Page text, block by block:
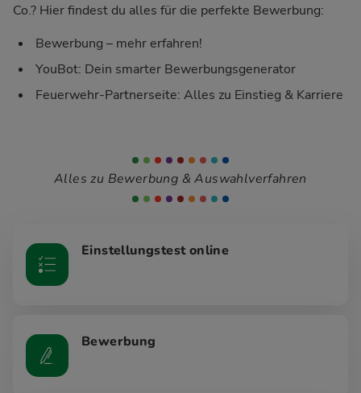
Co.? Hier findest du alles für die perfekte Bewerbung:
Bewerbung – mehr erfahren!
YouBot: Dein smarter Bewerbungsgenerator
Feuerwehr-Partnerseite: Alles zu Einstieg & Karriere
Alles zu Bewerbung & Auswahlverfahren
Einstellungstest online
Bewerbung